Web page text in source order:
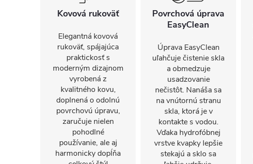
Kovová rukoväť
Elegantná kovová
rukoväť, spájajúca
praktickosť s
moderným dizajnom
vyrobená z
kvalitného kovu,
doplnená o odolnú
povrchovú úpravu,
zaručuje nielen
pohodlné
používanie, ale aj
harmonicky dopĺňa
Povrchová úprava
EasyClean
Úprava EasyClean
uľahčuje čistenie skla
a obmedzuje
usadzovanie
nečistôt. Nanáša sa
na vnútornú stranu
skla, ktorá je v
kontakte s vodou.
Vďaka hydrofóbnej
vrstve kvapky lepšie
stekajú a sklo sa